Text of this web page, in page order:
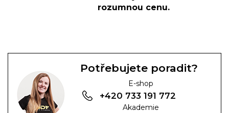
rozumnou cenu.
Potřebujete poradit?
E-shop
+420 733 191 772
Akademie